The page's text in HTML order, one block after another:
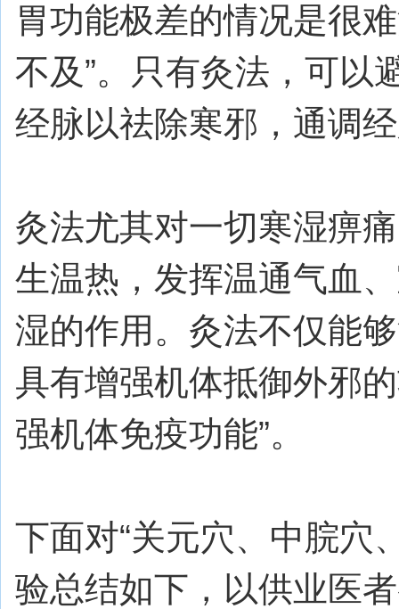
胃功能极差的情况是很
不及”。只有灸法，可以
经脉以祛除寒邪，通调
灸法尤其对一切寒湿痹
生温热，发挥温通气血
湿的作用。灸法不仅能
具有增强机体抵御外邪
强机体免疫功能”。
下面对“关元穴、中脘穴
验总结如下，以供业医